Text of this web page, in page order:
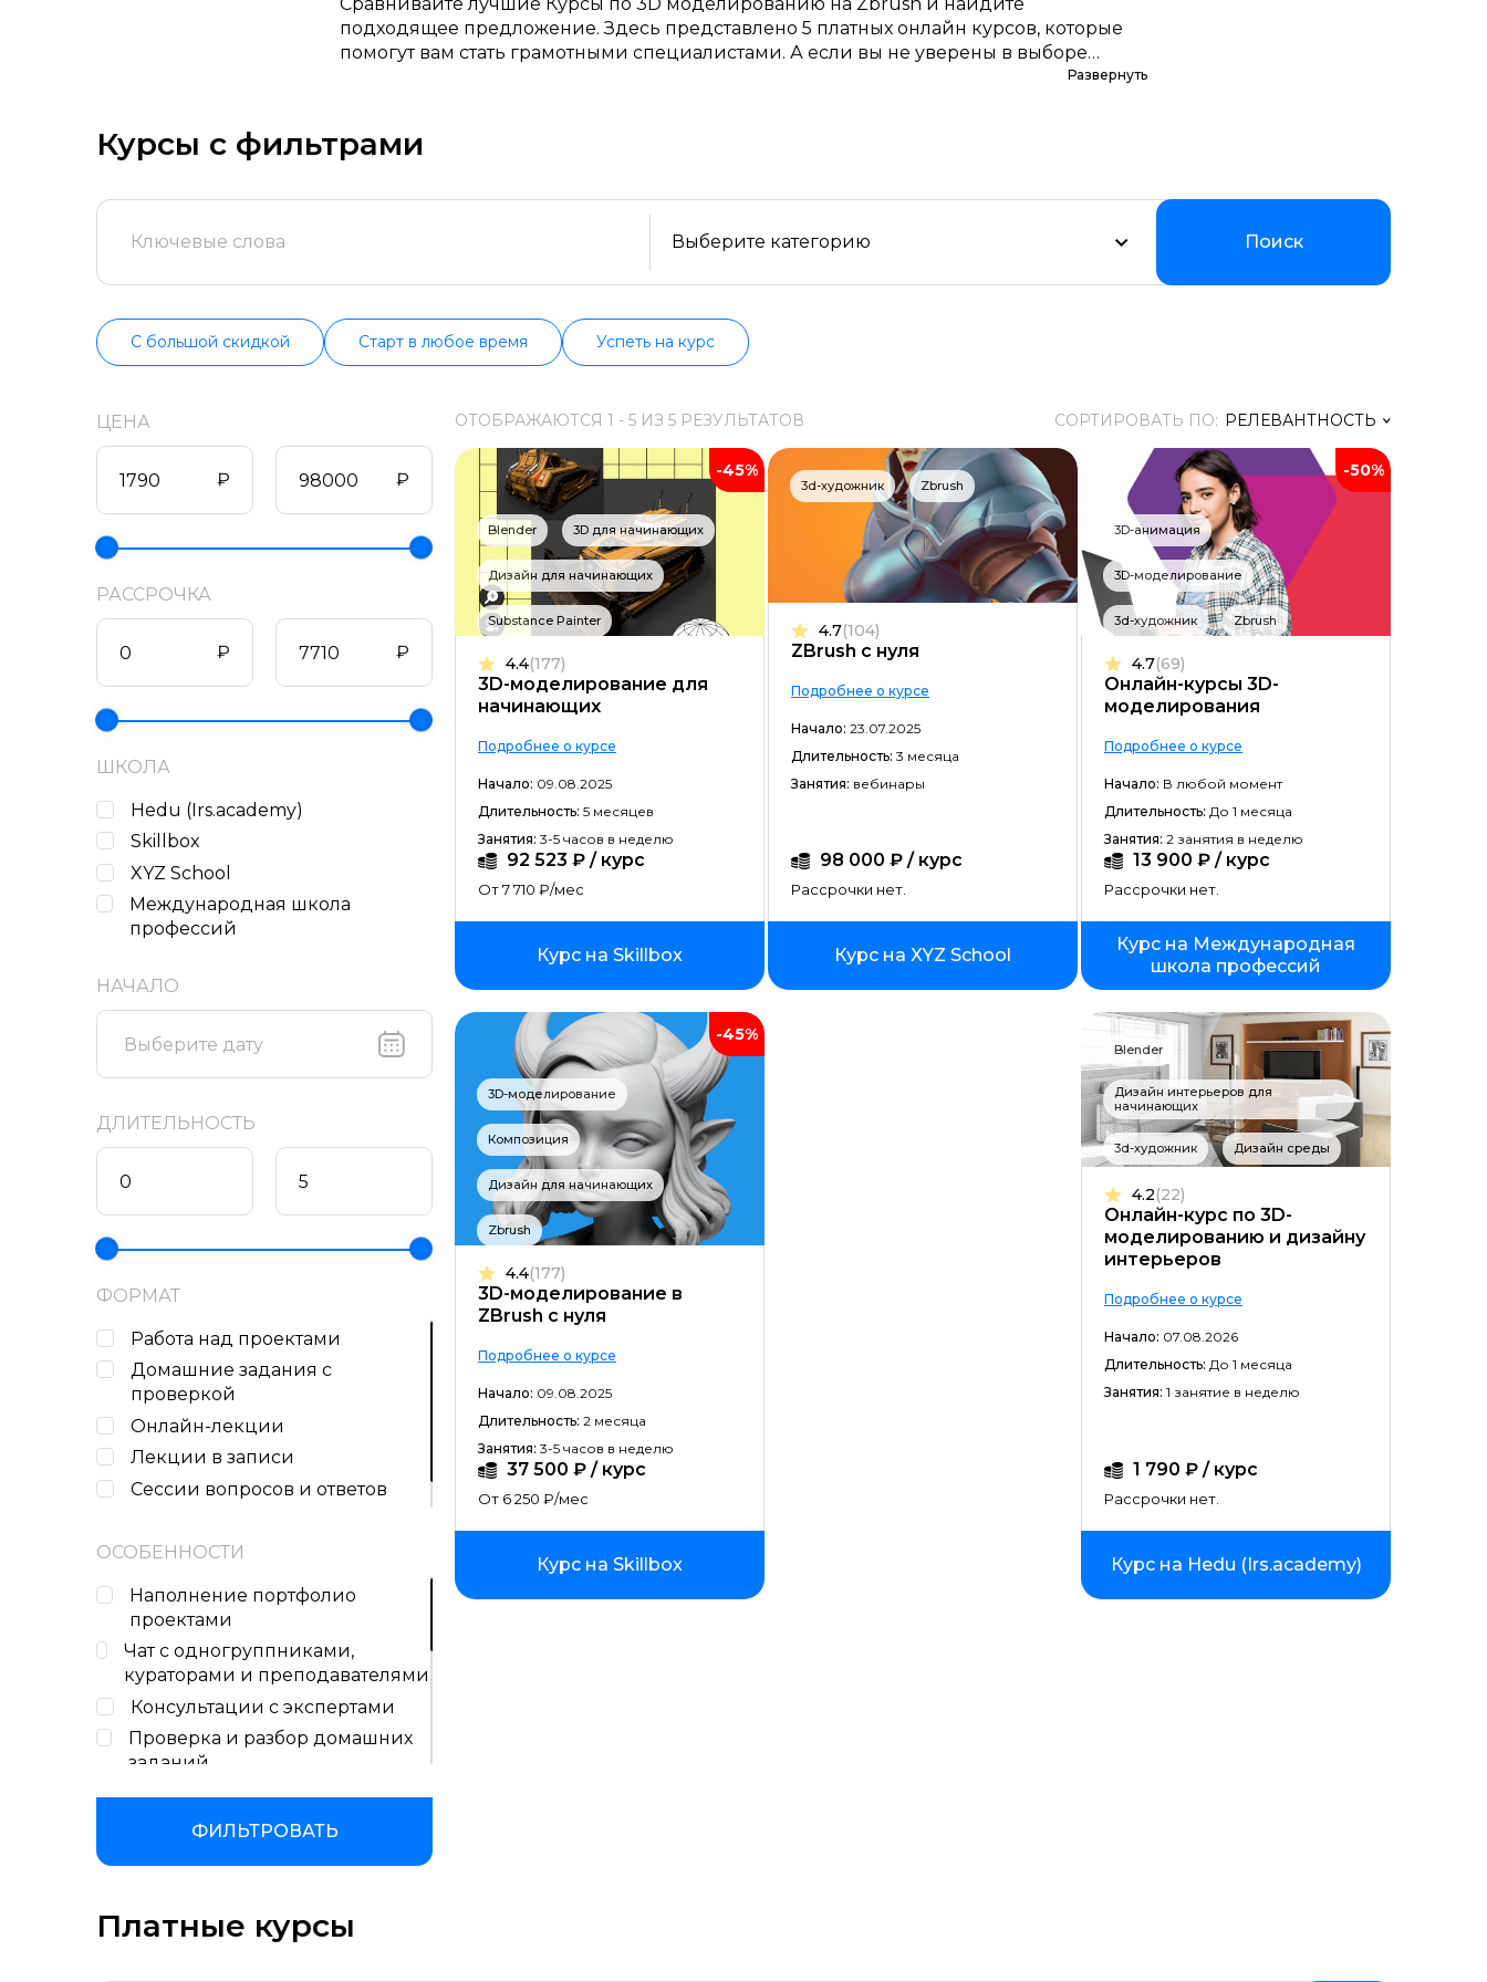
Образ жизни
Другое
подходящее предложение. Здесь представлено 5 платных онлайн курсов, которые
помогут вам стать грамотными специалистами. А если вы не уверены в выборе
профессии, сначала попробуйте бесплатные варианты. Большой выбор обучающих
состоянии.
Развернуть
Курсы с фильтрами
Выберите категорию
Web-разработка
Python-разработка
Мобильная разработка
JavaScript-разработка
Frontend-разработка
Разработка игр
Системное администрирование
Java-разработка
Android-разработка
QA-тестирование
IOS-разработка
Информационная безопасность
Разработка на C#
Разработка на C++
Разработка на Kotlin
Разработка игр на Unreal Engine
Разработка на Swift
Фреймворк Laravel
Фреймворк Django
Фреймворк Node.JS
Поиск
С большой скидкой Старт в любое время Успеть на курс
ЦЕНА
₽ ₽
РАССРОЧКА
₽ ₽
ШКОЛА
Hedu (Irs.academy)
Skillbox
XYZ School
Международная школа
профессий
НАЧАЛО
ДЛИТЕЛЬНОСТЬ
ФОРМАТ
Работа над проектами
Домашние задания c
проверкой
Онлайн-лекции
Лекции в записи
Сессии вопросов и ответов
ОСОБЕННОСТИ
Наполнение портфолио
проектами
Чат с одногруппниками,
кураторами и преподавателями
Консультации с экспертами
Проверка и разбор домашних
заданий
Поддержка кураторов и
координаторов учебного
процесса
Сертификат или диплом об
ФИЛЬТРОВАТЬ
ОТОБРАЖАЮТСЯ 1 - 5 ИЗ 5 РЕЗУЛЬТАТОВ СОРТИРОВАТЬ ПО: РЕЛЕВАНТНОСТЬ
Релевантность
Заголовок
Цена ↑
Цена ↓
Рассрочка ↑
Рассрочка ↓
Начало ↓
Длительность ↑
Длительность ↓
-45%
Blender 3D для начинающих
Дизайн для начинающих
Substance Painter
3D-моделирование для
начинающих
4.4(177)
Подробнее о курсе
Начало: 09.08.2025
Длительность: 5 месяцев
Занятия: 3-5 часов в неделю
92 523 ₽ / курс
От 7 710 ₽/мес
Курс на Skillbox
3d-художник Zbrush
ZBrush с нуля
4.7(104)
Подробнее о курсе
Начало: 23.07.2025
Длительность: 3 месяца
Занятия: вебинары
98 000 ₽ / курс
Рассрочки нет.
Курс на XYZ School
-50%
3D-анимация
3D-моделирование
3d-художник Zbrush
Онлайн-курсы 3D-
моделирования
4.7(69)
Подробнее о курсе
Начало: В любой момент
Длительность: До 1 месяца
Занятия: 2 занятия в неделю
13 900 ₽ / курс
Рассрочки нет.
Курс на Международная
школа профессий
-45%
3D-моделирование
Композиция
Дизайн для начинающих
Zbrush
3D-моделирование в
ZBrush с нуля
4.4(177)
Подробнее о курсе
Начало: 09.08.2025
Длительность: 2 месяца
Занятия: 3-5 часов в неделю
37 500 ₽ / курс
От 6 250 ₽/мес
Курс на Skillbox
Blender
Дизайн интерьеров для
начинающих
3d-художник Дизайн среды
Онлайн-курс по 3D-
моделированию и дизайну
интерьеров
4.2(22)
Подробнее о курсе
Начало: 07.08.2026
Длительность: До 1 месяца
Занятия: 1 занятие в неделю
1 790 ₽ / курс
Рассрочки нет.
Курс на Hedu (Irs.academy)
Платные курсы